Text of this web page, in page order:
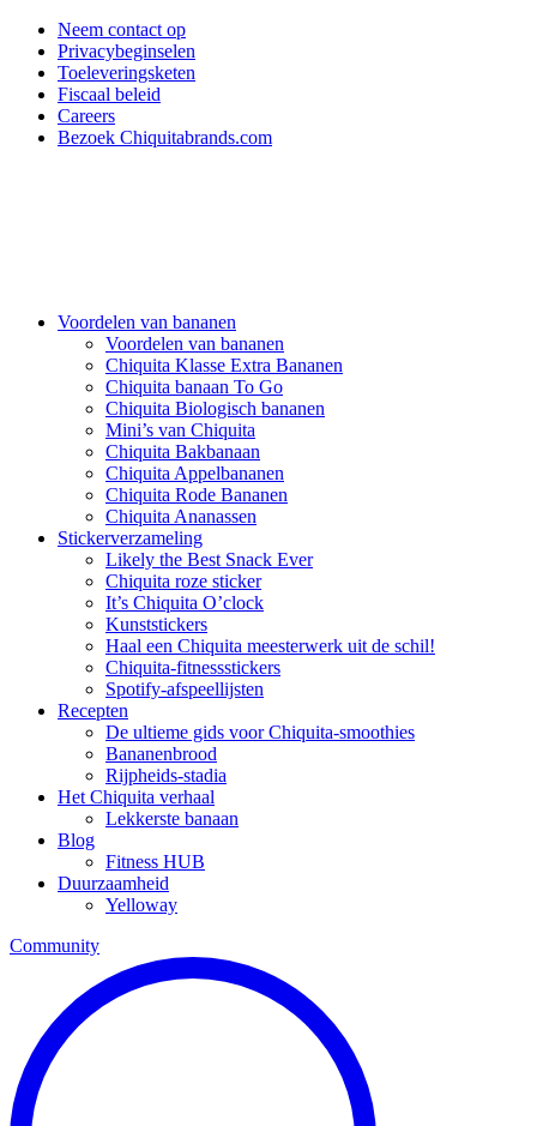
Neem contact op
Privacybeginselen
Toeleveringsketen
Fiscaal beleid
Careers
Bezoek Chiquitabrands.com
Voordelen van bananen
Voordelen van bananen
Chiquita Klasse Extra Bananen
Chiquita banaan To Go
Chiquita Biologisch bananen
Mini’s van Chiquita
Chiquita Bakbanaan
Chiquita Appelbananen
Chiquita Rode Bananen
Chiquita Ananassen
Stickerverzameling
Likely the Best Snack Ever
Chiquita roze sticker
It’s Chiquita O’clock
Kunststickers
Haal een Chiquita meesterwerk uit de schil!
Chiquita-fitnessstickers
Spotify-afspeellijsten
Recepten
De ultieme gids voor Chiquita-smoothies
Bananenbrood
Rijpheids-stadia
Het Chiquita verhaal
Lekkerste banaan
Blog
Fitness HUB
Duurzaamheid
Yelloway
Community